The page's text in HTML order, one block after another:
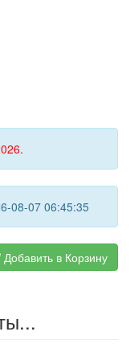
08-07 06:45:35
Добавить в Корзину